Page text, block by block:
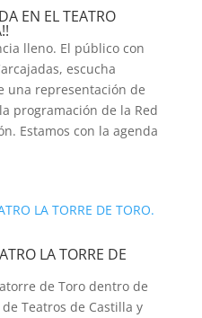
EN EL TEATRO
lleno. El público con
escucha
una representación de
programación de la Red
Estamos con la agenda
LA TORRE DE
de Toro dentro de
Teatros de Castilla y